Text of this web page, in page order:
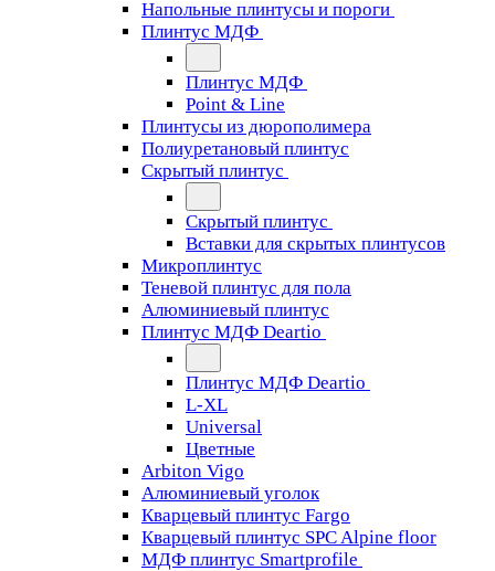
Напольные плинтусы и пороги
Плинтус МДФ
Плинтус МДФ
Point & Line
Плинтусы из дюрополимера
Полиуретановый плинтус
Скрытый плинтус
Скрытый плинтус
Вставки для скрытых плинтусов
Микроплинтус
Теневой плинтус для пола
Алюминиевый плинтус
Плинтус МДФ Deartio
Плинтус МДФ Deartio
L-XL
Universal
Цветные
Arbiton Vigo
Алюминиевый уголок
Кварцевый плинтус Fargo
Кварцевый плинтус SPC Alpine floor
МДФ плинтус Smartprofile